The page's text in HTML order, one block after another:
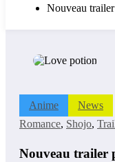
Nouveau
Anime News
Romance, Shojo,
Nouveau trailer